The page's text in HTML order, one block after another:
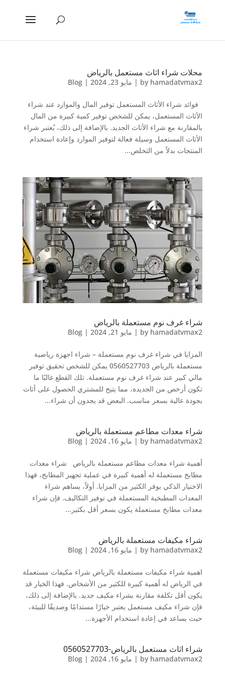
محلات شراء اثاث مستعمل بالرياض
by hamadatvmax2
| مايو 23, 2024 |
Blog
فوائد شراء الأثاث المستعمل توفير المال والموارد عند شراء
الأثاث المستعمل، يمكن للشخص توفير كمية كبيرة من المال
بالمقارنة مع شراء الأثاث الجديد. بالإضافة إلى ذلك، يُعتبر شراء
الأثاث المستعمل وسيلة فعالة لتوفير الموارد وإعادة استخدام
المنتجات بدلاً من التخلص...
شراء غرف نوم مستعملة بالرياض
by hamadatvmax2
| مايو 21, 2024 |
Blog
المزايا في شراء غرف نوم مستعملة – شراء اجهزة رياضية
مستعملة بالرياض 0560527703 يمكن للشخص تحقيق توفير
مالي كبير عند شراء غرف نوم مستعملة. تلك القطع غالبًا ما
تكون أرخص من الجديدة، مما يتيح للمشتري الحصول على أثاث
بجودة عالية بسعر مناسب. البعض قد يجدون أن شراء...
شراء معدات مطاعم مستعملة بالرياض
by hamadatvmax2
| مايو 16, 2024 |
Blog
أهمية شراء معدات مطاعم مستعملة بالرياض شراء معدات
مطابخ مستعملة له أهمية كبيرة في عملية تجهيز المطابخ، فهذا
الاختيار الذكي يوفر الكثير من المزايا. أولاً، يساهم شراء
المعدات المطبخية المستعملة في توفير التكاليف. فإن شراء
معدات مطابخ مستعملة يكون بسعر أقل بكثير...
شراء مكيفات مستعملة بالرياض
by hamadatvmax2
| مايو 16, 2024 |
Blog
اهمية شراء مكيفات مستعملة بالرياض شراء مكيفات مستعملة
في الرياض له أهمية كبيرة للكثير من الأشخاص. فهذا الخيار قد
يكون أقل تكلفة مقارنة بشراء مكيف جديد. بالإضافة إلى ذلك،
فإن شراء مكيف مستعمل يعتبر خيارًا مستدامًا وصديقًا للبيئة،
حيث يساعد في إعادة استخدام الأجهزة...
شراء اثاث مستعمل بالرياض-0560527703
by hamadatvmax2
| مايو 16, 2024 |
Blog